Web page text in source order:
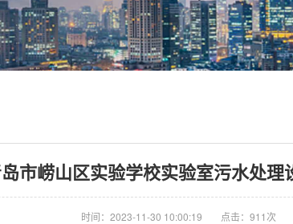
市崂山区实验学校实验室污水处理
时间：2023-11-30 10:00:19 点击：911次